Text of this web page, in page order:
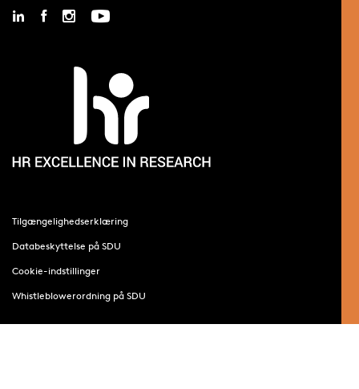
Tilgængelighedserklæring
Databeskyttelse på SDU
Cookie-indstillinger
Whistleblowerordning på SDU